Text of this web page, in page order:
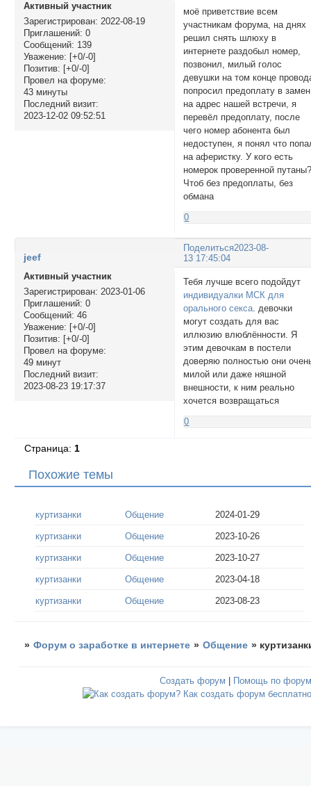
Активный участник
Зарегистрирован: 2022-08-19
Приглашений: 0
Сообщений: 139
Уважение: [+0/-0]
Позитив: [+0/-0]
Провел на форуме:
43 минуты
Последний визит:
2023-12-02 09:52:51
моё приветствие всем
участникам форума, на днях
решил снять шлюху в
интернете раздобыл номер,
позвонил, милый голос
девушки на том конце
попросил предоплату в замен
на адрес нашей встречи, я
перевёл предоплату, после
чего номер абонента был
недоступен, я понял что
на аферистку. У кого есть
номерок проверенной
Чтоб без предоплаты, без
обмана
0
Поделиться2023-08-
13 17:45:04
jeef
Активный участник
Зарегистрирован: 2023-01-06
Приглашений: 0
Сообщений: 46
Уважение: [+0/-0]
Позитив: [+0/-0]
Провел на форуме:
49 минут
Последний визит:
2023-08-23 19:17:37
Тебя лучше всего подойдут
индивидуалки МСК для
орального секса . девочки
могут создать для вас
иллюзию влюблённости. Я
этим девочкам в постели
доверяю полностью они
милой или даже няшной
внешности, к ним реально
хочется возвращаться
0
Страница: 1
Похожие темы
куртизанки Общение 2024-01-29
куртизанки Общение 2023-10-26
куртизанки Общение 2023-10-27
куртизанки Общение 2023-04-18
куртизанки Общение 2023-08-23
» Форум о заработке в интернете » Общение »
Создать форум | Помощь по